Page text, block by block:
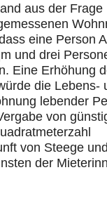
aus der Frage
eine Person
und drei
Eine Erhöhung
die Lebens-
lebender
von
von Steege
der